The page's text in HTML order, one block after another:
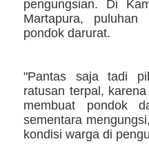
pengungsian. Di
Martapura,
pondok darurat.
"Pantas saja tadi
ratusan terpal,
membuat pondok
sementara
kondisi warga di